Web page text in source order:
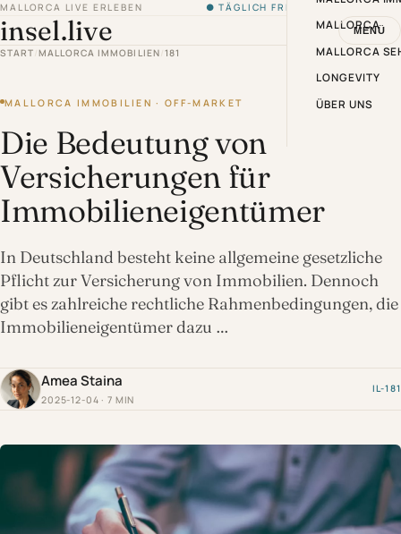
MALLORCA LIVE ERLEBEN ● TÄGLICH FRISCH VON DER INSEL
insel.live MENÜ
MALLORCA
MALLORCA
LONGEVITY
ÜBER UNS
START /MALLORCA IMMOBILIEN 181
MALLORCA IMMOBILIEN · OFF-MARKET
Die Bedeutung von
Versicherungen für
Immobilieneigentümer
In Deutschland besteht keine allgemeine gesetzliche
Pflicht zur Versicherung von Immobilien. Dennoch
gibt es zahlreiche rechtliche Rahmenbedingungen, die
Immobilieneigentümer dazu …
Amea Staina
2025-12-04 · 7 MIN
IL-181